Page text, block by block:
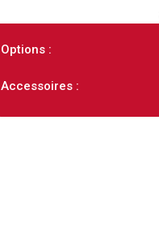
Options :
Accessoires :